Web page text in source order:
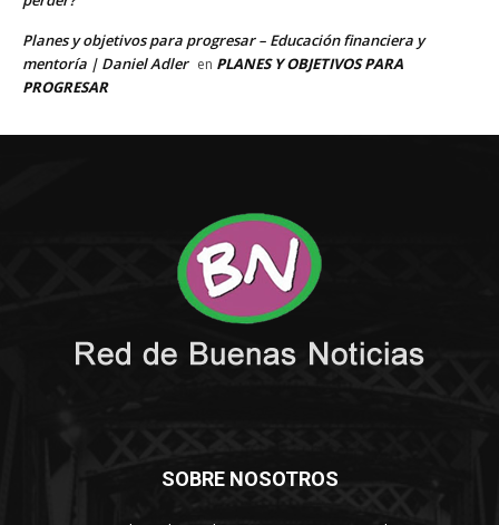
SOBRE NOSOTROS